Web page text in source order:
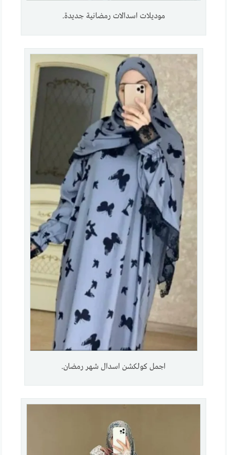
موديلات اسدالات رمضانية جديدة.
اجمل كولكشن اسدال شهر رمضان.